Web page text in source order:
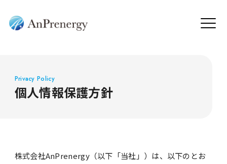
Privacy Policy
個人情報保護方針
株式会社AnPrenergy（以下「当社」）は、以下のとお